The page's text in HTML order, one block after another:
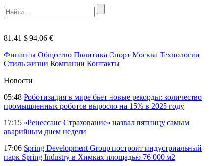
81.41 $ 94.06 €
Финансы Общество Политика Спорт Москва Технологии
Стиль жизни Компании Контакты
Новости
05:48 Роботизация в мире бьет новые рекорды: количество
промышленных роботов выросло на 15% в 2025 году
17:15 «Ренессанс Страхование» назвал пятницу самым
аварийным днем недели
17:06 Spring Development Group построит индустриальный
парк Spring Industry в Химках площадью 76 000 м2